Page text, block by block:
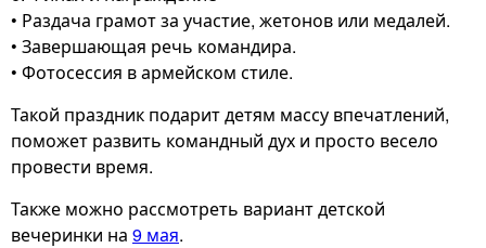
• Раздача грамот за участие, жетонов или медалей.
• Завершающая речь командира.
• Фотосессия в армейском стиле.
Такой праздник подарит детям массу впечатлений,
поможет развить командный дух и просто весело
провести время.
Также можно рассмотреть вариант детской
вечеринки на 9 мая.